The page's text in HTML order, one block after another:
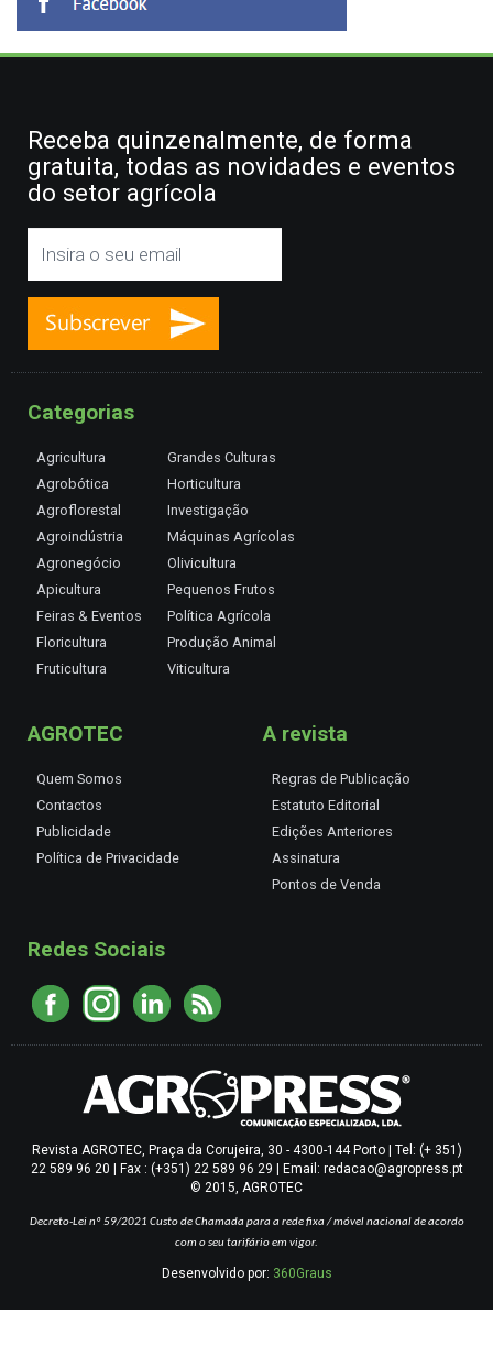
Receba quinzenalmente, de forma
gratuita, todas as novidades e eventos
do setor agrícola
Categorias
Agricultura
Agrobótica
Agroflorestal
Agroindústria
Agronegócio
Apicultura
Feiras & Eventos
Floricultura
Fruticultura
Grandes Culturas
Horticultura
Investigação
Máquinas Agrícolas
Olivicultura
Pequenos Frutos
Política Agrícola
Produção Animal
Viticultura
AGROTEC
Quem Somos
Contactos
Publicidade
Política de Privacidade
A revista
Regras de Publicação
Estatuto Editorial
Edições Anteriores
Assinatura
Pontos de Venda
Redes Sociais
Revista AGROTEC, Praça da Corujeira, 30 - 4300-144 Porto | Tel: (+ 351)
22 589 96 20 | Fax : (+351) 22 589 96 29 | Email: redacao@agropress.pt
© 2015, AGROTEC
Decreto-Lei nº 59/2021 Custo de Chamada para a rede fixa / móvel nacional de acordo
com o seu tarifário em vigor.
Desenvolvido por: 360Graus